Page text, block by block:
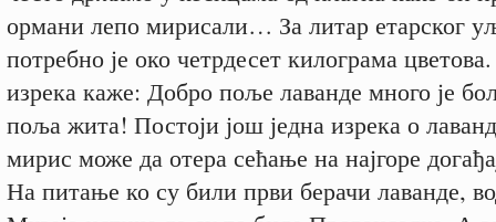
ормани лепо мирисали… За литар етарског
потребно је око четрдесет килограма
изрека каже: Добро поље лаванде много је
поља жита! Постоји још једна изрека о
мирис може да отера сећање на најгоре
На питање ко су били први берачи лаванде,